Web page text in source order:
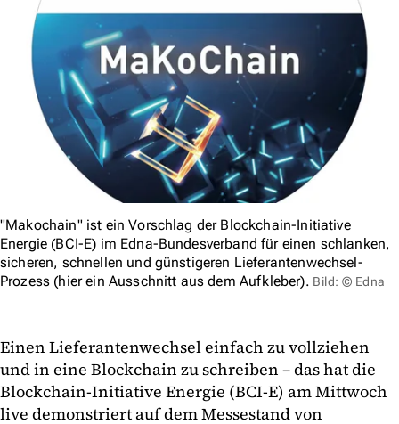
"Makochain" ist ein Vorschlag der Blockchain-Initiative
Energie (BCI-E) im Edna-Bundesverband für einen schlanken,
sicheren, schnellen und günstigeren Lieferantenwechsel-
Prozess (hier ein Ausschnitt aus dem Aufkleber). Bild: © Edna
Einen Lieferantenwechsel einfach zu vollziehen
und in eine Blockchain zu schreiben – das hat die
Blockchain-Initiative Energie (BCI-E) am Mittwoch
live demonstriert auf dem Messestand von